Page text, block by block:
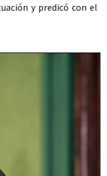
y predicó con el